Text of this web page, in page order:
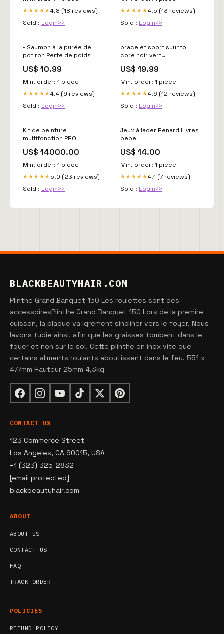
★★★★★4.8 (18 reviews)
Sold : Login>>
★★★★★4.5 (13 reviews)
Sold : Login>>
• Saumon à la purée de
potiron Perte de poids
US$ 10.99
Min. order: 1 piece
★★★★★4.4 (9 reviews)
Sold : Login>>
bracelet sport suunto
core noir vert
US$ 19.99
Min. order: 1 piece
★★★★★4.6 (12 reviews)
Sold : Login>>
Kit de peinture
multifonction PRO
US$ 14000.00
Min. order: 1 piece
★★★★★ 5.0 (23 reviews)
Sold : Login>>
Jeux à lacer Renard Livres
bebe
US$ 14.00
Min. order: 1 piece
★★★★★4.1 (7 reviews)
Sold : Login>>
BLACKBEAUTYHAIR.COM
Plinthe Grand Banquet 150 Les roulettes sont des
accessoiresPlinthe Grand Banquet 150 Lors de la premire
cuisson, la plaque va lgrement sincliner vers le foyer. Nous
lavons tudie ainsi, afin que les graisses tombent dans le
foyer et non sur le sol. Cette plinthe en inox vite que
certains aliments roulants aboutissent dans le feu. 551 x
477mm Hauteur 25mm 4,3kg
CONTACT US
123 Commerce Street
Los Angeles, CA 90015, USA
+1 (323) 325-2832
[email protected]
blackbeautyhair.com
ABOUT
ABOUT US
CONTACT US
FAQ
TRACK ORDER
POLICIES
REFUND POLICY